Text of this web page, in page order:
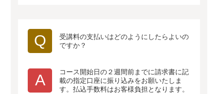
Q
受講料の支払いはどのようにしたらよいの
ですか？
A
コース開始日の２週間前までに請求書に記
載の指定口座に振り込みをお願いたしま
す。払込手数料はお客様負担となります。